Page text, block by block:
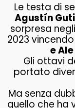
Le testa di
Agustín
sorpresa
2023
e
Gli ottavi
portato
Ma senza
quello che ha